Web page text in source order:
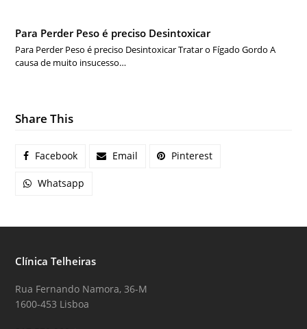
Para Perder Peso é preciso Desintoxicar
Para Perder Peso é preciso Desintoxicar Tratar o Fígado Gordo A
causa de muito insucesso…
Share This
Facebook Email Pinterest
Whatsapp
Clínica Telheiras
Rua Fernando Namora, 36-M
1600-453 Lisboa